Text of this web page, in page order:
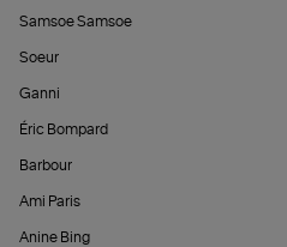
Samsoe Samsoe
Soeur
Ganni
Éric Bompard
Barbour
Ami Paris
Anine Bing